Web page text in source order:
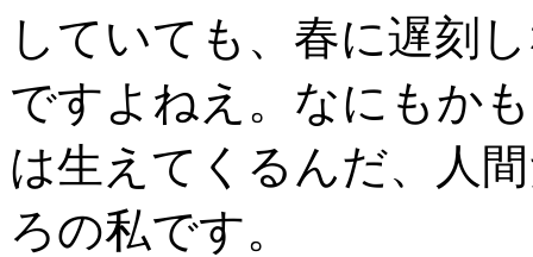
していても、春に遅刻
ですよねえ。なにもか
は生えてくるんだ、人
ろの私です。